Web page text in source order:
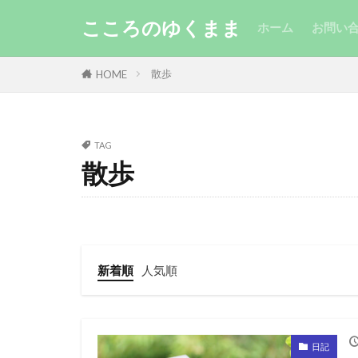
こころのゆくまま ホーム お問い
HOME 散歩
TAG
散歩
新着順 人気順
日記